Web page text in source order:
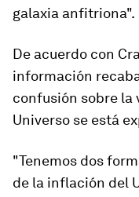
galaxia anfitriona".
De acuerdo con
información
confusión sobre la
Universo se está
"Tenemos dos
de la inflación del